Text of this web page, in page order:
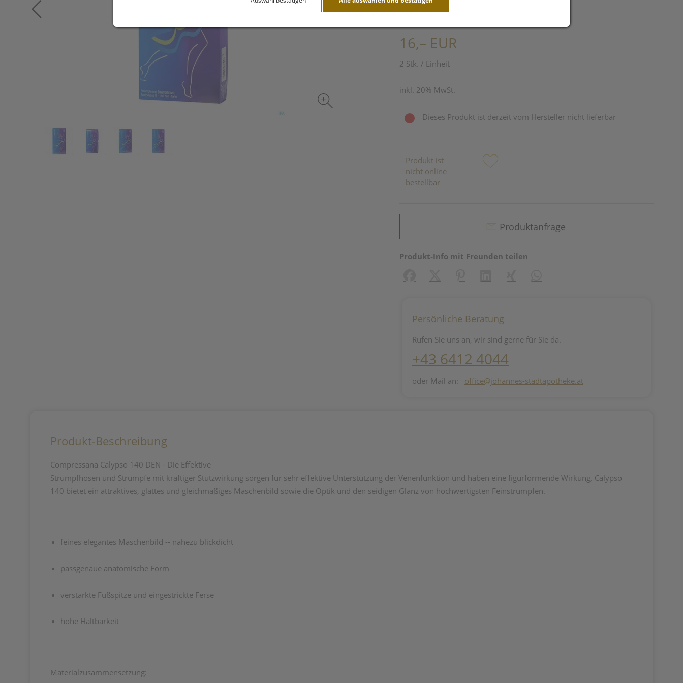
16,– EUR
2 Stk. / Einheit
inkl. 20% MwSt.
Dieses Produkt ist derzeit vom Hersteller nicht lieferbar
Produkt ist
nicht online
bestellbar
Produktanfrage
Produkt-Info mit Freunden teilen
Persönliche Beratung
Rufen Sie uns an, wir sind gerne für Sie da.
+43 6412 4044
oder Mail an: office@johannes-stadtapotheke.at
Produkt-Beschreibung
Compressana Calypso 140 DEN - Die Effektive
Strumpfhosen und Strümpfe mit kräftiger Stützwirkung sorgen für sehr effektive Unterstützung der Venenfunktion und haben eine figurformende Wirkung. Calypso
140 bietet ein attraktives, glattes und gleichmäßiges Maschenbild sowie die Optik und den seidigen Glanz von hochwertigsten Feinstrümpfen.
feines elegantes Maschenbild -- nahezu blickdicht
passgenaue anatomische Form
verstärkte Fußspitze und eingestrickte Ferse
hohe Haltbarkeit
Materialzusammensetzung: